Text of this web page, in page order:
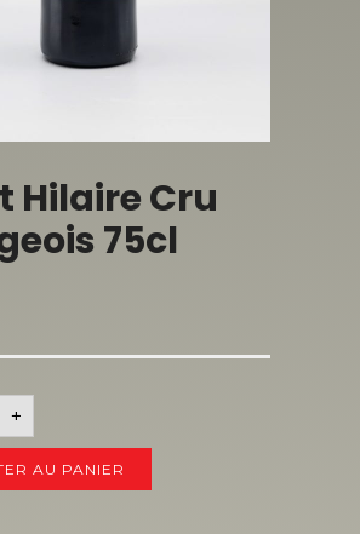
Hilaire Cru
75cl
+
AU PANIER